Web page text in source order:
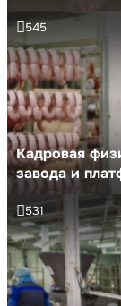
Кадровая
завода и
545
531